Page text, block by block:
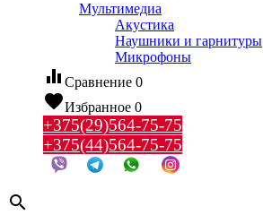
Мультимедиа
Акустика
Наушники и гарнитуры
Микрофоны
equalizer Сравнение 0
favoriteИзбранное 0
+375(29)564-75-75
+375(44)564-75-75
search